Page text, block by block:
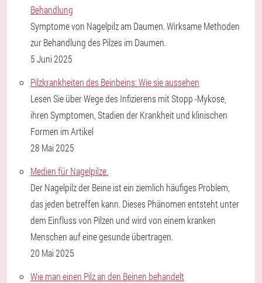
Behandlung
Symptome von Nagelpilz am Daumen. Wirksame Methoden
zur Behandlung des Pilzes im Daumen.
5 Juni 2025
Pilzkrankheiten des Beinbeins: Wie sie aussehen
Lesen Sie über Wege des Infizierens mit Stopp -Mykose,
ihren Symptomen, Stadien der Krankheit und klinischen
Formen im Artikel
28 Mai 2025
Medien für Nagelpilze.
Der Nagelpilz der Beine ist ein ziemlich häufiges Problem,
das jeden betreffen kann. Dieses Phänomen entsteht unter
dem Einfluss von Pilzen und wird von einem kranken
Menschen auf eine gesunde übertragen.
20 Mai 2025
Wie man einen Pilz an den Beinen behandelt